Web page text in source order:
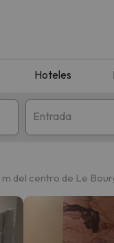
Hoteles
Entrada
m del centro de Le